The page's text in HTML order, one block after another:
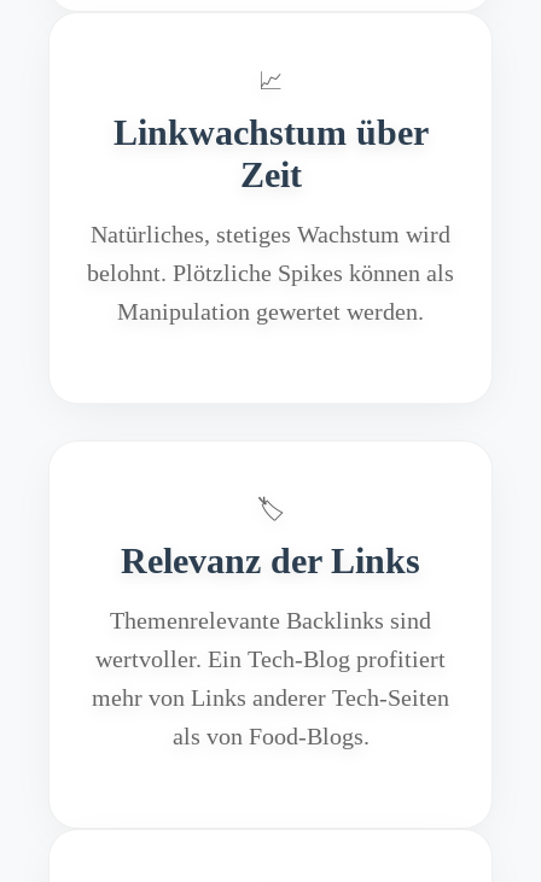
📈
Linkwachstum über
Zeit
Natürliches, stetiges Wachstum wird
belohnt. Plötzliche Spikes können als
Manipulation gewertet werden.
🏷️
Relevanz der Links
Themenrelevante Backlinks sind
wertvoller. Ein Tech-Blog profitiert
mehr von Links anderer Tech-Seiten
als von Food-Blogs.